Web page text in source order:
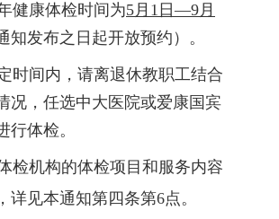
健康体检时间为5月1日—9月
知发布之日起开放预约）。
时间内，请离退休教职工结合
况，任选中大医院或爱康国宾
行体检。
检机构的体检项目和服务内容
详见本通知第四条第6点。